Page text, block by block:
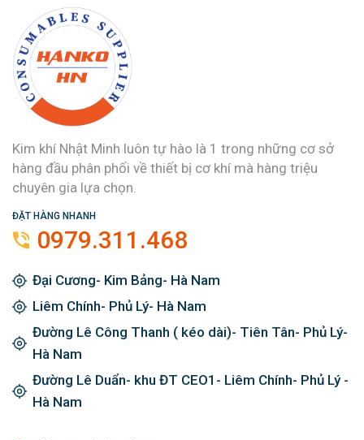
Kim khí Nhật Minh luôn tự hào là 1 trong những cơ sở
hàng đầu phân phối về thiết bị cơ khí mà hàng triệu
chuyên gia lựa chọn.
ĐẶT HÀNG NHANH
0979.311.468
Đại Cương- Kim Bảng- Hà Nam
Liêm Chính- Phủ Lý- Hà Nam
Đường Lê Công Thanh ( kéo dài)- Tiên Tân- Phủ Lý-
Hà Nam
Đường Lê Duẩn- khu ĐT CEO1- Liêm Chính- Phủ Lý -
Hà Nam